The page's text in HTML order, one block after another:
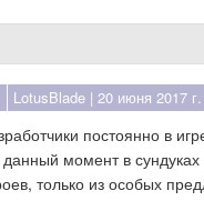
LotusBlade | 20 июня 2017 г.
постоянно в
момент в сундуках
только из особых